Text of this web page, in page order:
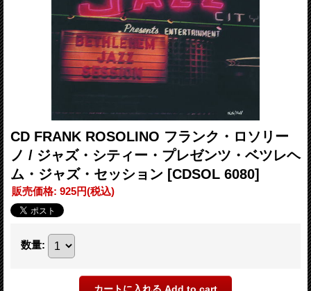
CD FRANK ROSOLINO フランク・ロソリー
ノ / ジャズ・シティー・プレゼンツ・ベツレヘ
ム・ジャズ・セッション [CDSOL 6080]
販売価格: 925円(税込)
数量: